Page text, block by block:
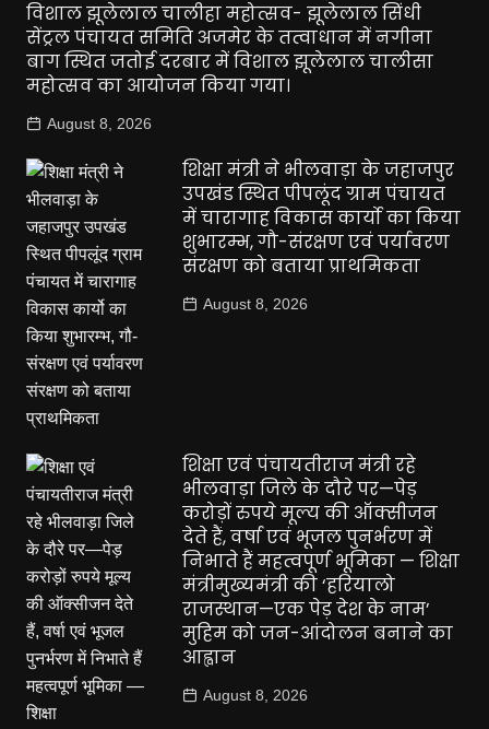
विशाल झूलेलाल चालीहा महोत्सव- झूलेलाल सिंधी
सेंट्रल पंचायत समिति अजमेर के तत्वाधान में नगीना
बाग स्थित जतोई दरबार में विशाल झूलेलाल चालीसा
महोत्सव का आयोजन किया गया।
August 8, 2026
शिक्षा मंत्री ने भीलवाड़ा के जहाजपुर
उपखंड स्थित पीपलूंद ग्राम पंचायत
में चारागाह विकास कार्यो का किया
शुभारम्भ, गौ-संरक्षण एवं पर्यावरण
संरक्षण को बताया प्राथमिकता
August 8, 2026
शिक्षा एवं पंचायतीराज मंत्री रहे
भीलवाड़ा जिले के दौरे पर—पेड़
करोड़ों रुपये मूल्य की ऑक्सीजन
देते हैं, वर्षा एवं भूजल पुनर्भरण में
निभाते हैं महत्वपूर्ण भूमिका — शिक्षा
मंत्रीमुख्यमंत्री की ‘हरियालो
राजस्थान—एक पेड़ देश के नाम’
मुहिम को जन-आंदोलन बनाने का
आह्वान
August 8, 2026